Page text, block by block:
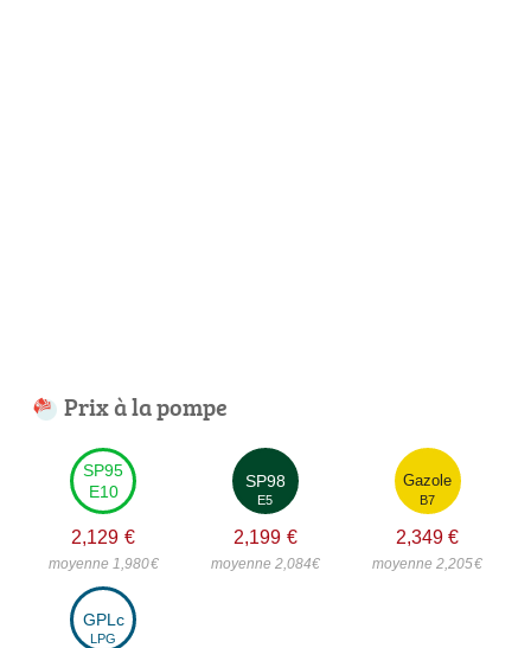
Prix à la pompe
SP95
E10
2,129 €
moyenne 1,980€
SP98
E5
2,199 €
moyenne 2,084€
Gazole
B7
2,349 €
moyenne 2,205€
GPLc
LPG